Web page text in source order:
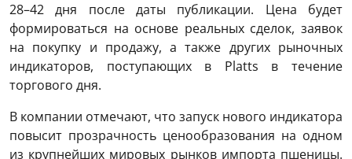
28–42 дня после даты публикации. Цена будет
формироваться на основе реальных сделок, заявок
на покупку и продажу, а также других рыночных
индикаторов, поступающих в Platts в течение
торгового дня.
В компании отмечают, что запуск нового индикатора
повысит прозрачность ценообразования на одном
из крупнейших мировых рынков импорта пшеницы.